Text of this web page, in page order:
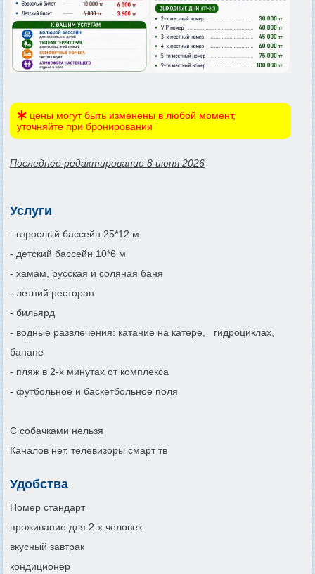
цены могут быть изменены в любой момент,
уточняйте при бронировании
Последнее редактирование 8 июня 2026
Услуги
- взрослый бассейн 25*12 м
- детский бассейн 10*6 м
- хамам, русская и соляная баня
- летний ресторан
- бильярд
- водные развлечения: катание на катере, гидроциклах,
банане
- пляж в 2-х минутах от комплекса
- футбольное и баскетбольное поля
С собачками нельзя
Каналов нет, телевизоры смарт тв
Удобства
Номер стандарт
проживание для 2-х человек
вкусный завтрак
кондиционер